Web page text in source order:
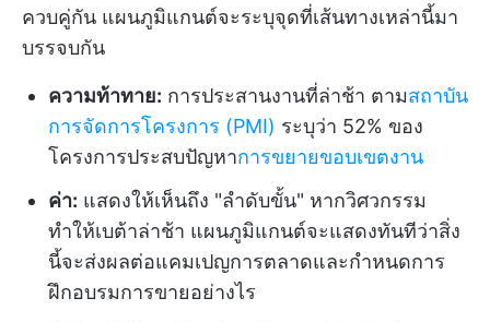
ควบคู่กัน แผนภูมิแกนต์จะระบุจุดที่เส้นทางเหล่านี้มา
บรรจบกัน
ความท้าทาย: การประสานงานที่ล่าช้า ตามสถาบัน
การจัดการโครงการ (PMI) ระบุว่า 52% ของ
โครงการประสบปัญหาการขยายขอบเขตงาน
ค่า: แสดงให้เห็นถึง "ลำดับขั้น" หากวิศวกรรม
ทำให้เบต้าล่าช้า แผนภูมิแกนต์จะแสดงทันทีว่าสิ่ง
นี้จะส่งผลต่อแคมเปญการตลาดและกำหนดการ
ฝึกอบรมการขายอย่างไร